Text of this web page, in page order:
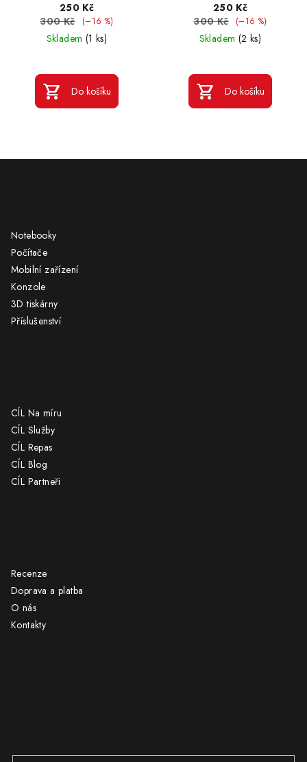
250 Kč
300 Kč
(–16 %)
Skladem (1 ks)
Do košíku
250 Kč
300 Kč
(–16 %)
Skladem (2 ks)
Do košíku
Notebooky
Počítače
Mobilní zařízení
Konzole
3D tiskárny
Příslušenství
CÍL Na míru
CÍL Služby
CÍL Repas
CÍL Blog
CÍL Partneři
Recenze
Doprava a platba
O nás
Kontakty